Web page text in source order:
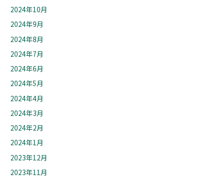
2024年10月
2024年9月
2024年8月
2024年7月
2024年6月
2024年5月
2024年4月
2024年3月
2024年2月
2024年1月
2023年12月
2023年11月